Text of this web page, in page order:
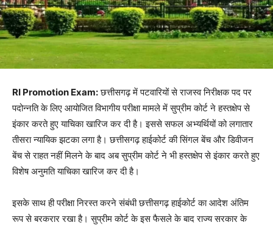
RI Promotion Exam:छत्तीसगढ़ में पटवारियों से राजस्व निरीक्षक पद पर
पदोन्नति के लिए आयोजित विभागीय परीक्षा मामले में सुप्रीम कोर्ट ने हस्तक्षेप से
इंकार करते हुए याचिका खारिज कर दी है। इससे सफल अभ्यर्थियों को लगातार
तीसरा न्यायिक झटका लगा है। छत्तीसगढ़ हाईकोर्ट की सिंगल बेंच और डिवीजन
बेंच से राहत नहीं मिलने के बाद अब सुप्रीम कोर्ट ने भी हस्तक्षेप से इंकार करते हुए
विशेष अनुमति याचिका खारिज कर दी है।
इसके साथ ही परीक्षा निरस्त करने संबंधी छत्तीसगढ़ हाईकोर्ट का आदेश अंतिम
रूप से बरकरार रखा है। सुप्रीम कोर्ट के इस फैसले के बाद राज्य सरकार के